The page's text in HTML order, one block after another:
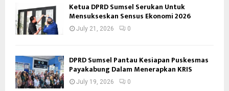
Ketua DPRD Sumsel Serukan Untuk
Mensukseskan Sensus Ekonomi 2026
July 21, 2026 0
DPRD Sumsel Pantau Kesiapan Puskesmas
Payakabung Dalam Menerapkan KRIS
July 19, 2026 0